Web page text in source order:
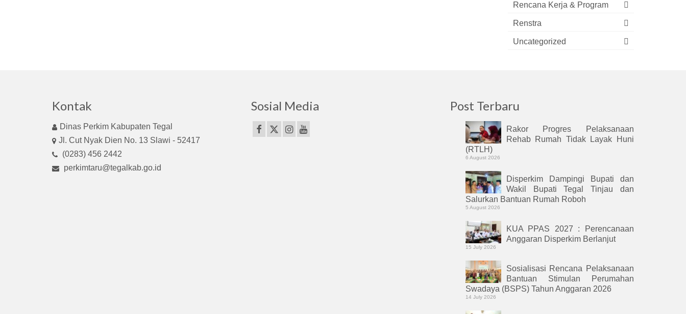
Rencana Kerja & Program
Renstra
Uncategorized
Kontak
Dinas Perkim Kabupaten Tegal
Jl. Cut Nyak Dien No. 13 Slawi - 52417
(0283) 456 2442
perkimtaru@tegalkab.go.id
Sosial Media Post Terbaru
Rakor Progres Pelaksanaan
Rehab Rumah Tidak Layak Huni
(RTLH)
6 August 2026
Disperkim Dampingi Bupati dan
Wakil Bupati Tegal Tinjau dan
Salurkan Bantuan Rumah Roboh
5 August 2026
KUA PPAS 2027 : Perencanaan
Anggaran Disperkim Berlanjut
15 July 2026
Sosialisasi Rencana Pelaksanaan
Bantuan Stimulan Perumahan
Swadaya (BSPS) Tahun Anggaran 2026
14 July 2026